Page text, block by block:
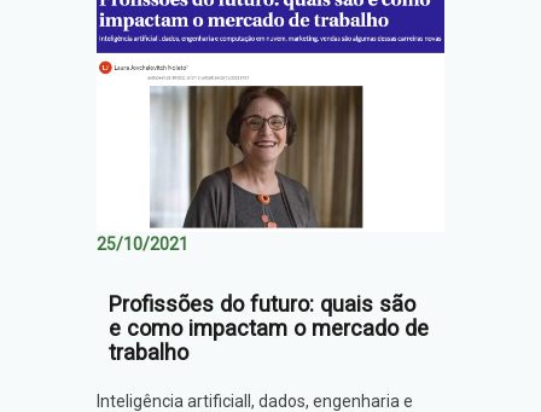
25/10/2021
Profissões do futuro: quais são
e como impactam o mercado de
trabalho
Inteligência artificiall, dados, engenharia e